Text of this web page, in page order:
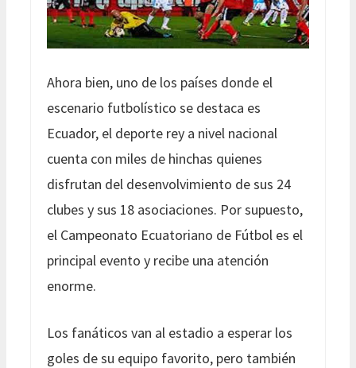
Ahora bien, uno de los países donde el
escenario futbolístico se destaca es
Ecuador, el deporte rey a nivel nacional
cuenta con miles de hinchas quienes
disfrutan del desenvolvimiento de sus 24
clubes y sus 18 asociaciones. Por supuesto,
el Campeonato Ecuatoriano de Fútbol es el
principal evento y recibe una atención
enorme.
Los fanáticos van al estadio a esperar los
goles de su equipo favorito, pero también